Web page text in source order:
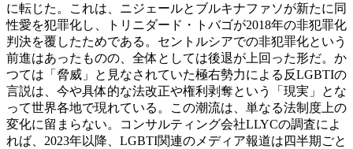
に転じた。これは、ニジェールとブルキナファソが新たに同
性愛を犯罪化し、トリニダード・トバゴが2018年の非犯罪化
判決を覆したためである。セントルシアでの非犯罪化という
前進はあったものの、全体としては後退が上回った形だ。か
つては「脅威」と見なされていた極右勢力による反LGBTIの
言説は、今や具体的な法改正や権利剥奪という「現実」とな
って世界各地で現れている。この潮流は、単なる法制度上の
変化に留まらない。コンサルティング会社LLYCの調査によ
れば、2023年以降、LGBTI関連のメディア報道は四半期ごと